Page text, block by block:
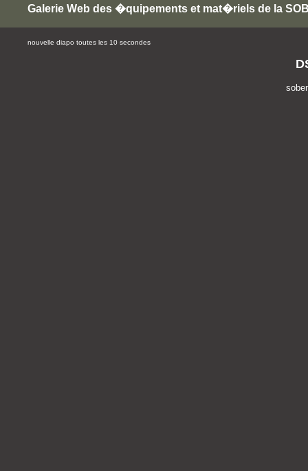
Galerie Web des �quipements et mat�riels de la
nouvelle diapo toutes les 10 secondes